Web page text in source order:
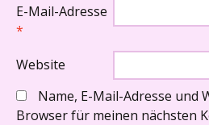
E-Mail-Adresse
*
Website
Name, E-Mail-Adresse und
Browser für meinen nächsten